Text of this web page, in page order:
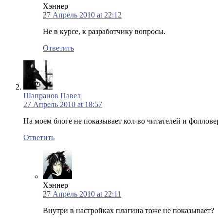
Хэннер
27 Апрель 2010 at 22:12
Не в курсе, к разработчику вопросы.
Ответить
Шапранов Павел
27 Апрель 2010 at 18:57
На моем блоге не показывает кол-во читателей и
Ответить
Хэннер
27 Апрель 2010 at 22:11
Внутри в настройках плагина тоже не показывает?